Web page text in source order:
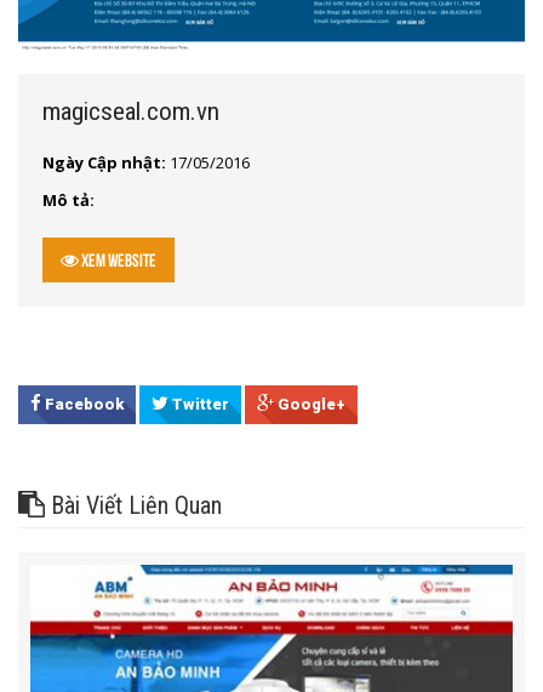
magicseal.com.vn
Ngày Cập nhật: 17/05/2016
Mô tả:
Xem Website
Facebook Twitter Google+
Bài Viết Liên Quan